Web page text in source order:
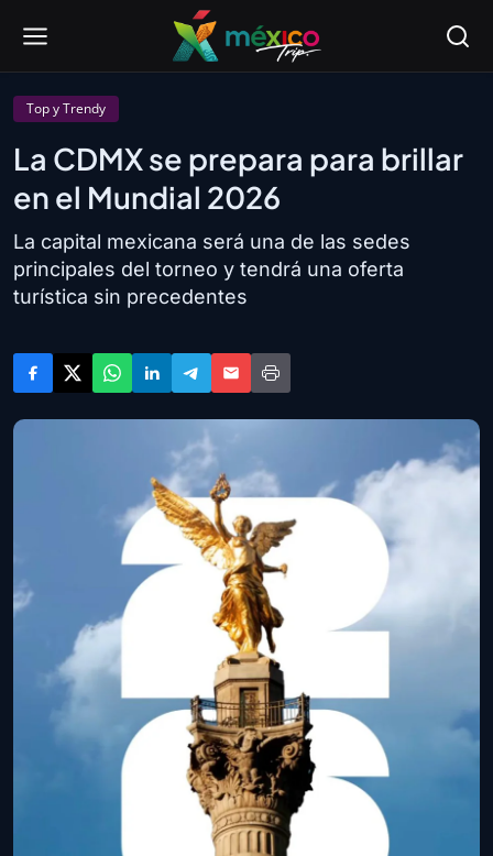
Top y Trendy
La CDMX se prepara para brillar
en el Mundial 2026
La capital mexicana será una de las sedes
principales del torneo y tendrá una oferta
turística sin precedentes